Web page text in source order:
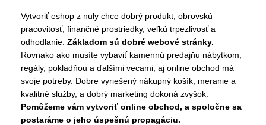
Vytvoriť eshop z nuly chce dobrý produkt, obrovskú
pracovitosť, finančné prostriedky, veľkú trpezlivosť a
odhodlanie. Základom sú dobré webové stránky.
Rovnako ako musíte vybaviť kamennú predajňu nábytkom,
regály, pokladňou a ďalšími vecami, aj online obchod má
svoje potreby. Dobre vyriešený nákupný košík, meranie a
kvalitné služby, a dobrý marketing dokoná zvyšok.
Pomôžeme vám vytvoriť online obchod, a spoločne sa
postaráme o jeho úspešnú propagáciu.